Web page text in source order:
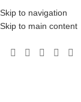
Skip to navigation
Skip to main content